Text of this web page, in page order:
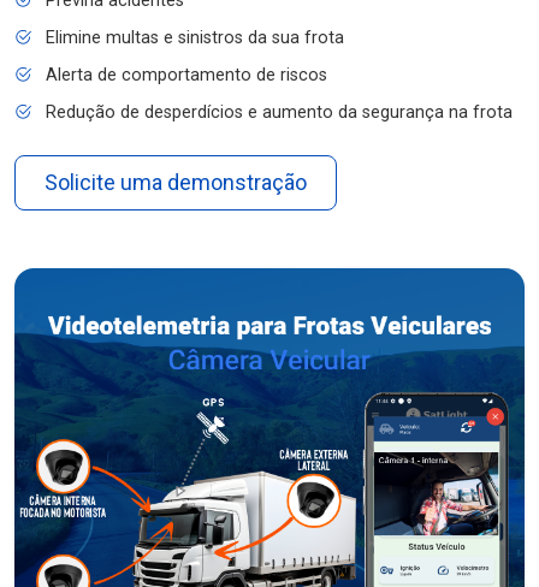
Elimine multas e sinistros da sua frota
Alerta de comportamento de riscos
Redução de desperdícios e aumento da segurança na frota
Solicite uma demonstração